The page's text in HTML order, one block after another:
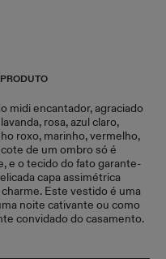
midi encantador, agraciado
rosa, azul claro,
roxo, marinho, vermelho,
de um ombro só é
e o tecido do fato garante-
capa assimétrica
Este vestido é uma
noite cativante ou como
convidado do casamento.